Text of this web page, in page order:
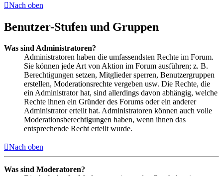
Nach oben
Benutzer-Stufen und Gruppen
Was sind Administratoren?
Administratoren haben die umfassendsten Rechte im Forum.
Sie können jede Art von Aktion im Forum ausführen; z. B.
Berechtigungen setzen, Mitglieder sperren, Benutzergruppen
erstellen, Moderationsrechte vergeben usw. Die Rechte, die
ein Administrator hat, sind allerdings davon abhängig, welche
Rechte ihnen ein Gründer des Forums oder ein anderer
Administrator erteilt hat. Administratoren können auch volle
Moderationsberechtigungen haben, wenn ihnen das
entsprechende Recht erteilt wurde.
Nach oben
Was sind Moderatoren?